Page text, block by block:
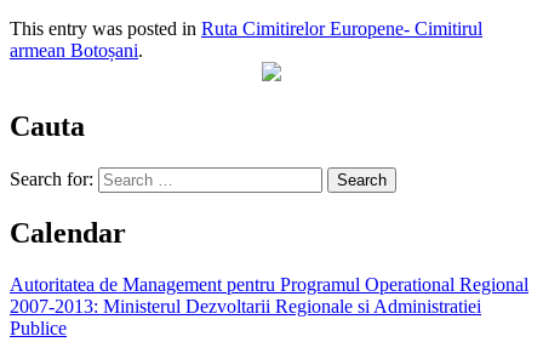
This entry was posted in Ruta Cimitirelor Europene- Cimitirul
armean Botoșani.
Cauta
Search for:
Calendar
Autoritatea de Management pentru Programul Operational Regional
2007-2013: Ministerul Dezvoltarii Regionale si Administratiei
Publice